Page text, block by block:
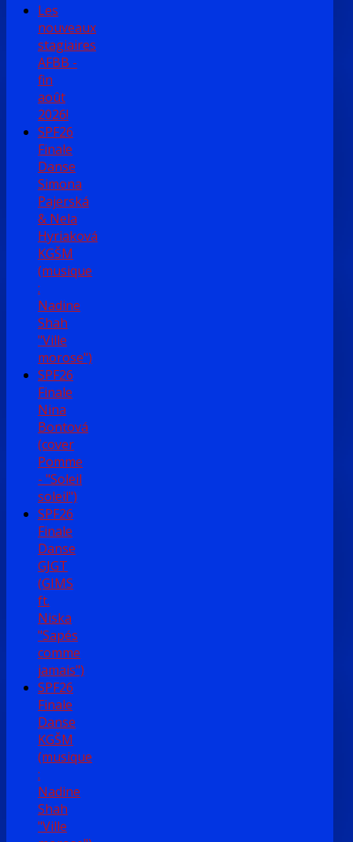
Les
nouveaux
stagiaires
AFBB -
fin
août
2026!
SPF26
Finale
Danse
Simona
Pajerská
& Nela
Hyriaková
KGŠM
(musique
:
Nadine
Shah
"Ville
morose")
SPF26
Finale
Nina
Bontová
(cover
Pomme
- "Soleil
soleil")
SPF26
Finale
Danse
GJGT
(GIMS
ft.
Niska
"Sapés
comme
jamais")
SPF26
Finale
Danse
KGŠM
(musique
:
Nadine
Shah
"Ville